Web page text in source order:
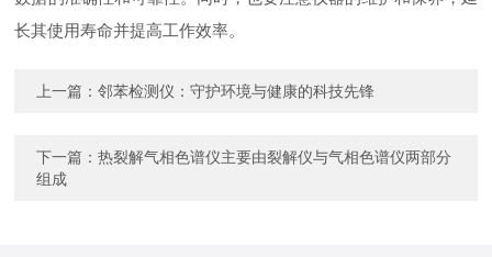
长其使用寿命并提高工作效率。
上一篇：邻苯检测仪：守护环境与健康的科技先锋
下一篇：热裂解气相色谱仪主要由裂解仪与气相色谱仪两部分
组成